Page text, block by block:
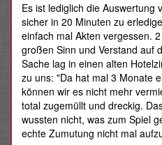
Es ist lediglich die Auswertung
sicher in 20 Minuten zu
einfach mal Akten vergessen.
großen Sinn und Verstand auf
Sache lag in einen alten
zu uns: "Da hat mal 3 Monate
können wir es nicht mehr
total zugemüllt und dreckig.
wussten nicht, was zum Spiel
echte Zumutung nicht mal